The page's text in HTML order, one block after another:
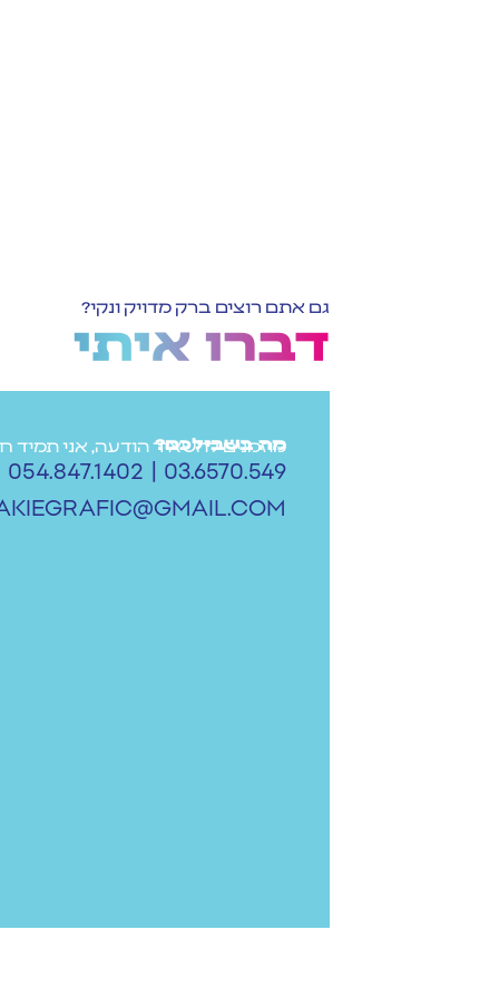
גם אתם רוצים ברק מדויק ונקי?
דברו איתי
מה בשבילכם?
מוזמנים להשאיר הודעה, אני תמיד
03.6570.549 | 054.847.1402